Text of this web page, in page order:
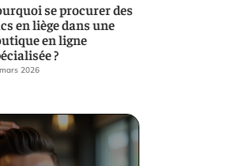
se procurer des
en liège dans une
en ligne
?
2026